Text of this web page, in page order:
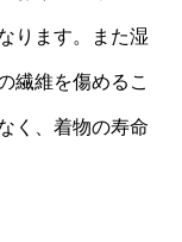
ります。また湿
繊維を傷めるこ
く、着物の寿命